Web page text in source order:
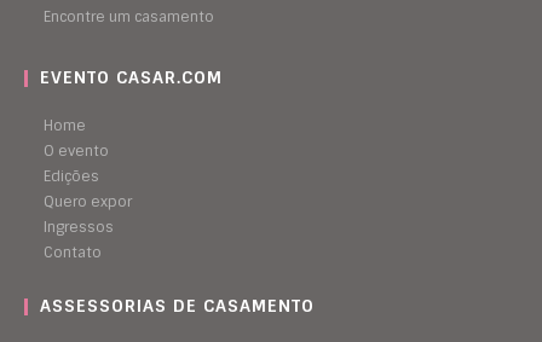
Encontre um casamento
EVENTO CASAR.COM
Home
O evento
Edições
Quero expor
Ingressos
Contato
ASSESSORIAS DE CASAMENTO